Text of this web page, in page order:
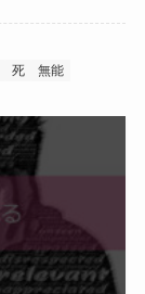
死 無能